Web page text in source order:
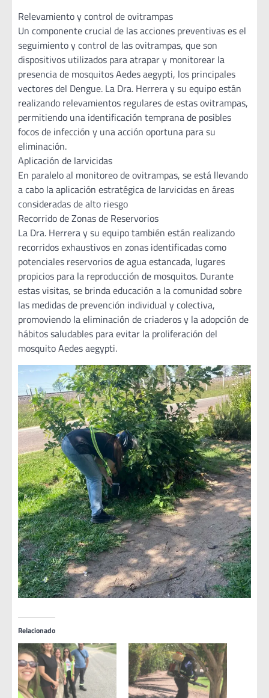
Relevamiento y control de ovitrampas
Un componente crucial de las acciones preventivas es el
seguimiento y control de las ovitrampas, que son
dispositivos utilizados para atrapar y monitorear la
presencia de mosquitos Aedes aegypti, los principales
vectores del Dengue. La Dra. Herrera y su equipo están
realizando relevamientos regulares de estas ovitrampas,
permitiendo una identificación temprana de posibles
focos de infección y una acción oportuna para su
eliminación.
Aplicación de larvicidas
En paralelo al monitoreo de ovitrampas, se está llevando
a cabo la aplicación estratégica de larvicidas en áreas
consideradas de alto riesgo
Recorrido de Zonas de Reservorios
La Dra. Herrera y su equipo también están realizando
recorridos exhaustivos en zonas identificadas como
potenciales reservorios de agua estancada, lugares
propicios para la reproducción de mosquitos. Durante
estas visitas, se brinda educación a la comunidad sobre
las medidas de prevención individual y colectiva,
promoviendo la eliminación de criaderos y la adopción de
hábitos saludables para evitar la proliferación del
mosquito Aedes aegypti.
Relacionado